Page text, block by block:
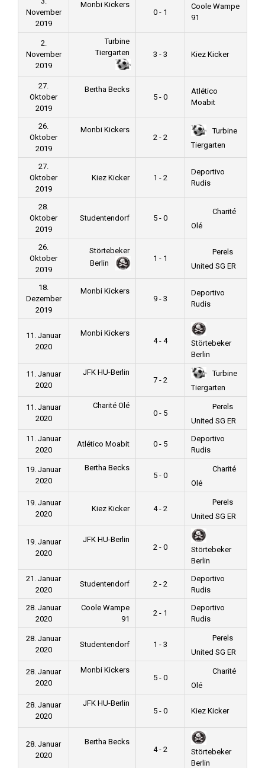
November
2019
Monbi Kickers
0 - 1
Coole Wampe
91
2.
November
2019
Turbine
Tiergarten
3 - 3 Kiez Kicker
27.
Oktober
2019
Bertha Becks
5 - 0
Atlético
Moabit
26.
Oktober
2019
Monbi Kickers
2 - 2
Turbine
Tiergarten
27.
Oktober
2019
Kiez Kicker 1 - 2
Deportivo
Rudis
28.
Oktober
2019
Studentendorf 5 - 0
Charité
Olé
26.
Oktober
2019
Störtebeker
Berlin
1 - 1
Perels
United SG ER
18.
Dezember
2019
Monbi Kickers
9 - 3
Deportivo
Rudis
11. Januar
2020
Monbi Kickers
4 - 4
Störtebeker
Berlin
11. Januar
2020
JFK HU-Berlin
7 - 2
Turbine
Tiergarten
11. Januar
2020
Charité Olé
0 - 5
Perels
United SG ER
11. Januar
2020
Atlético Moabit 0 - 5
Deportivo
Rudis
19. Januar
2020
Bertha Becks
5 - 0
Charité
Olé
19. Januar
2020
Kiez Kicker 4 - 2
Perels
United SG ER
19. Januar
2020
JFK HU-Berlin
2 - 0
Störtebeker
Berlin
21. Januar
2020
Studentendorf 2 - 2
Deportivo
Rudis
28. Januar
2020
Coole Wampe
91
2 - 1
Deportivo
Rudis
28. Januar
2020
Studentendorf 1 - 3
Perels
United SG ER
28. Januar
2020
Monbi Kickers
5 - 0
Charité
Olé
28. Januar
2020
JFK HU-Berlin
5 - 0
Kiez Kicker
28. Januar
2020
Bertha Becks
4 - 2
Störtebeker
Berlin